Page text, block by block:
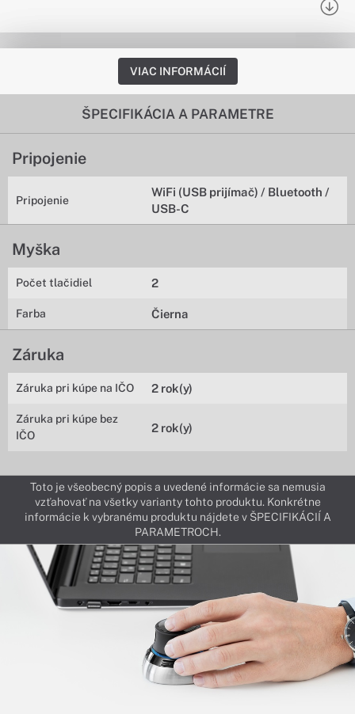
VIAC INFORMÁCIÍ
ŠPECIFIKÁCIA A PARAMETRE
Pripojenie
Pripojenie
WiFi (USB prijímač) / Bluetooth /
USB-C
Myška
Počet tlačidiel 2
Farba Čierna
Záruka
Záruka pri kúpe na IČO 2 rok(y)
Záruka pri kúpe bez
IČO
2 rok(y)
Toto je všeobecný popis a uvedené informácie sa nemusia
vzťahovať na všetky varianty tohto produktu. Konkrétne
informácie k vybranému produktu nájdete v ŠPECIFIKÁCIÍ A
PARAMETROCH.